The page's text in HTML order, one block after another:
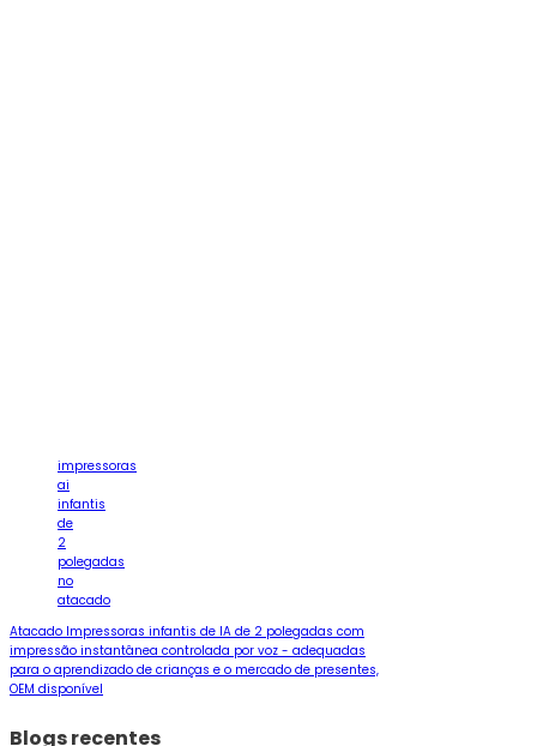
impressoras
ai
infantis
de
2
polegadas
no
atacado
Atacado Impressoras infantis de IA de 2 polegadas com
impressão instantânea controlada por voz - adequadas
para o aprendizado de crianças e o mercado de presentes,
OEM disponível
Blogs recentes